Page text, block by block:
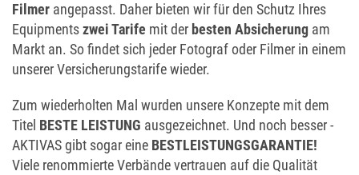
Filmer angepasst. Daher bieten wir für den Schutz Ihres
Equipmentszwei Tarife mit der besten Absicherung am
Markt an. So findet sich jeder Fotograf oder Filmer in einem
unserer Versicherungstarife wieder.
Zum wiederholten Mal wurden unsere Konzepte mit dem
Titel BESTE LEISTUNG ausgezeichnet. Und noch besser -
AKTIVAS gibt sogar eine BESTLEISTUNGSGARANTIE!
Viele renommierte Verbände vertrauen auf die Qualität